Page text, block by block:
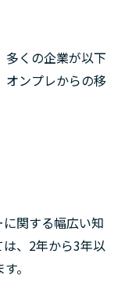
多くの企業が以下
オンプレからの移
関する幅広い知
、2年から3年以
。